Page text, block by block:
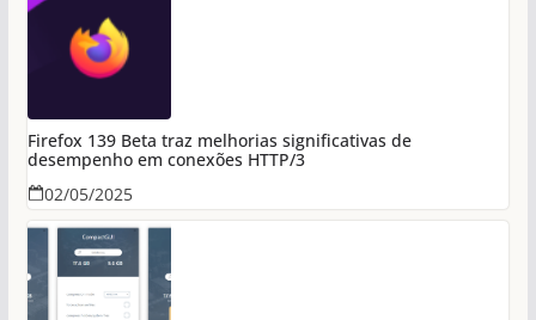
Firefox 139 Beta traz melhorias significativas de
desempenho em conexões HTTP/3
02/05/2025